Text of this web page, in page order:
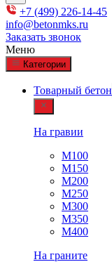
+7 (499) 226-14-45
info@betonmks.ru
Заказать звонок
Меню
Категории
Товарный бетон
На гравии
М100
М150
М200
М250
М300
М350
М400
На граните